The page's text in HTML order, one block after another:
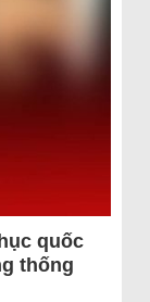
quốc
thống